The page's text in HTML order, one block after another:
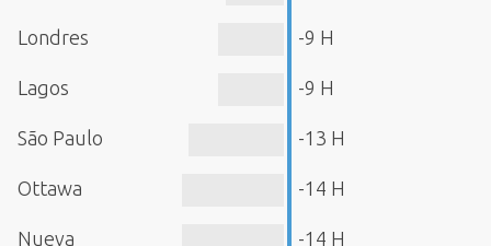
Londres -9 H
Lagos -9 H
São Paulo -13 H
Ottawa -14 H
Nueva -14 H